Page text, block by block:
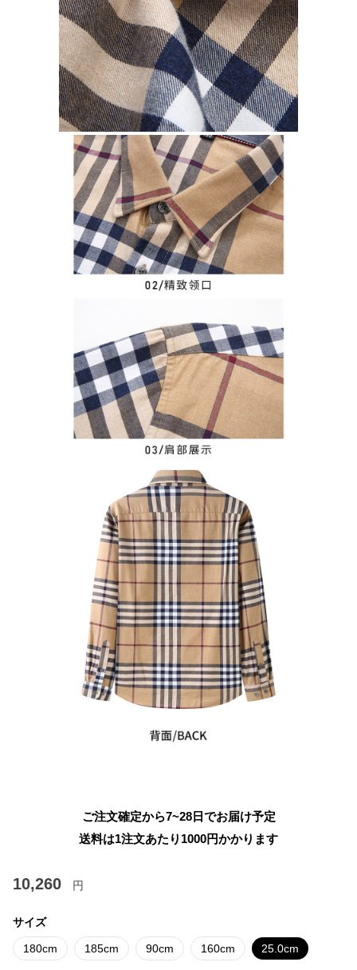
ご注文確定から7~28日でお届け予定
送料は1注文あたり 1000円かかります
10,260 円
サイズ
180cm 185cm 90cm 160cm 25.0cm